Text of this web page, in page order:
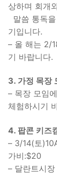
상하며 회개
말씀 통독
기입니다.
– 올 해는 2/
기 바랍니다.
3. 가정 목장
– 목장 모임
체험하시기
4. 팝콘 키즈
– 3/14(토
가비:$20
– 달란트시